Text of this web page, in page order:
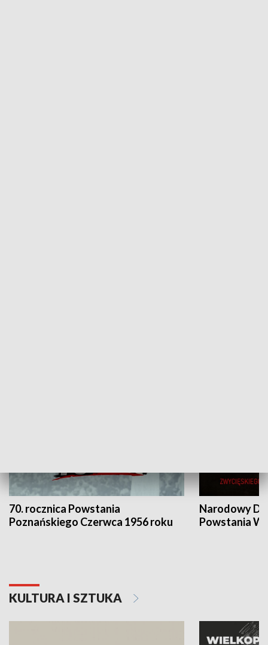
70. rocznica Powstania
Poznańskiego Czerwca 1956 roku
Narodowy
Powstania
KULTURA I SZTUKA